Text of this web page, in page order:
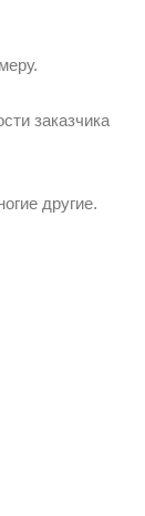
заказчика
другие.